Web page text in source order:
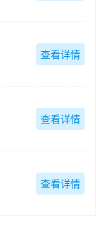
查看详情
查看详情
查看详情